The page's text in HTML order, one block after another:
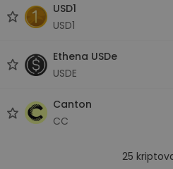
USD1
USD1
Ethena USDe
USDE
Canton
CC
25